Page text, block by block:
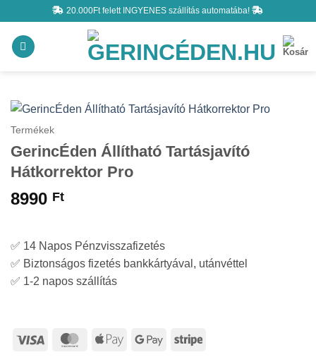
to
content
20.000Ft felett INGYENES szállítás automatába!
Termékek
GerincÉden Állítható Tartásjavító
Hátkorrektor Pro
8990 Ft
✅ 14 Napos Pénzvisszafizetés
✅ Biztonságos fizetés bankkártyával, utánvéttel
✅ 1-2 napos szállítás
Visa MasterCard
Apple
Google Stripe